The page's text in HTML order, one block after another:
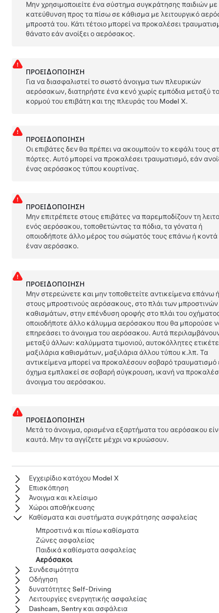
Μην χρησιμοποιείτε ένα σύστημα συγκράτησης παιδιών με
κατεύθυνση προς τα πίσω σε κάθισμα με λειτουργικό
μπροστά του. Κάτι τέτοιο μπορεί να προκαλέσει
θάνατο εάν ανοίξει ο αερόσακος.
ΠΡΟΕΙΔΟΠΟΊΗΣΗ
Για να διασφαλιστεί το σωστό άνοιγμα των πλευρικών
αερόσακων, διατηρήστε ένα κενό χωρίς εμπόδια μεταξύ
κορμού του επιβάτη και της πλευράς του Model X.
ΠΡΟΕΙΔΟΠΟΊΗΣΗ
Οι επιβάτες δεν θα πρέπει να ακουμπούν το κεφάλι τους
πόρτες. Αυτό μπορεί να προκαλέσει τραυματισμό, εάν
ένας αερόσακος τύπου κουρτίνας.
ΠΡΟΕΙΔΟΠΟΊΗΣΗ
Μην επιτρέπετε στους επιβάτες να παρεμποδίζουν τη
ενός αερόσακου, τοποθετώντας τα πόδια, τα γόνατα ή
οποιοδήποτε άλλο μέρος του σώματός τους επάνω ή
έναν αερόσακο.
ΠΡΟΕΙΔΟΠΟΊΗΣΗ
Μην στερεώνετε και μην τοποθετείτε αντικείμενα επάνω
στους μπροστινούς αερόσακους, στο πλάι των μπροστινών
καθισμάτων, στην επένδυση οροφής στο πλάι του
οποιοδήποτε άλλο κάλυμμα αερόσακου που θα μπορούσε
επηρεάσει το άνοιγμα του αερόσακου. Αυτά
μεταξύ άλλων: καλύμματα τιμονιού, αυτοκόλλητες
μαξιλάρια καθισμάτων, μαξιλάρια άλλου τύπου κ.λπ. Τα
αντικείμενα μπορεί να προκαλέσουν σοβαρό τραυματισμό
όχημα εμπλακεί σε σοβαρή σύγκρουση, ικανή να
άνοιγμα του αερόσακου.
ΠΡΟΕΙΔΟΠΟΊΗΣΗ
Μετά το άνοιγμα, ορισμένα εξαρτήματα του αερόσακου
καυτά. Μην τα αγγίζετε μέχρι να κρυώσουν.
Εγχειρίδιο κατόχου Model X
Επισκόπηση
Άνοιγμα και κλείσιμο
Χώροι αποθήκευσης
Καθίσματα και συστήματα συγκράτησης ασφαλείας
Μπροστινά και πίσω καθίσματα
Ζώνες ασφαλείας
Παιδικά καθίσματα ασφαλείας
Αερόσακοι
Συνδεσιμότητα
Οδήγηση
δυνατότητες Self-Driving
Λειτουργίες ενεργητικής ασφαλείας
Dashcam, Sentry και ασφάλεια